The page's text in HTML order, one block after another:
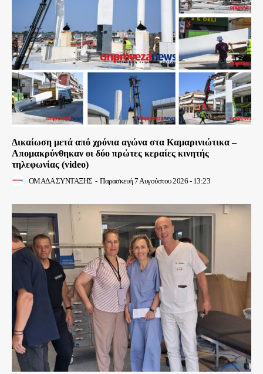
Δικαίωση μετά από χρόνια αγώνα στα Καμαρινιώτικα –
Απομακρύνθηκαν οι δύο πρώτες κεραίες κινητής
τηλεφωνίας (video)
ΟΜΑΔΑ ΣΥΝΤΑΞΗΣ - Παρασκευή 7 Αυγούστου 2026 - 13:23